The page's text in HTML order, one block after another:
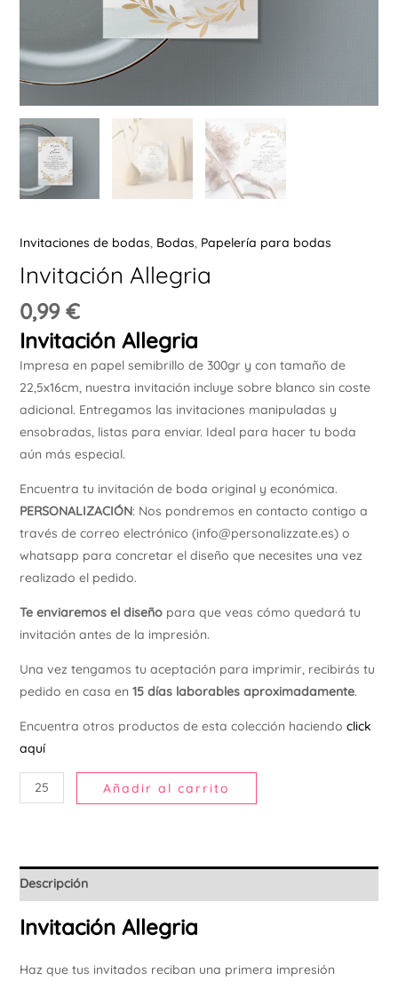
Invitaciones de bodas, Bodas, Papelería para bodas
Invitación Allegria
0,99 €
Invitación Allegria
Impresa en papel semibrillo de 300gr y con tamaño de
22,5x16cm, nuestra invitación incluye sobre blanco sin coste
adicional. Entregamos las invitaciones manipuladas y
ensobradas, listas para enviar. Ideal para hacer tu boda
aún más especial.
Encuentra tu invitación de boda original y económica.
PERSONALIZACIÓN: Nos pondremos en contacto contigo a
través de correo electrónico (info@personalizzate.es) o
whatsapp para concretar el diseño que necesites una vez
realizado el pedido.
Te enviaremos el diseñopara que veas cómo quedará tu
invitación antes de la impresión.
Una vez tengamos tu aceptación para imprimir, recibirás tu
pedido en casa en 15 días laborables aproximadamente.
Encuentra otros productos de esta colección haciendo click
aquí
Añadir al carrito
Descripción
Invitación Allegria
Haz que tus invitados reciban una primera impresión